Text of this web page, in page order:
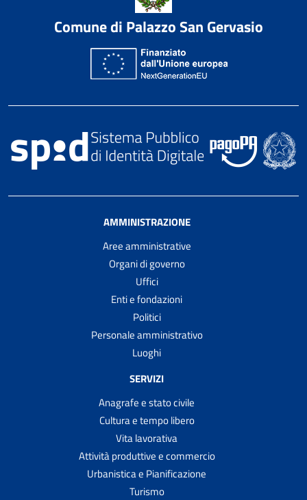
Comune di Palazzo San Gervasio
AMMINISTRAZIONE
Aree amministrative
Organi di governo
Uffici
Enti e fondazioni
Politici
Personale amministrativo
Luoghi
SERVIZI
Anagrafe e stato civile
Cultura e tempo libero
Vita lavorativa
Attività produttive e commercio
Urbanistica e Pianificazione
Turismo